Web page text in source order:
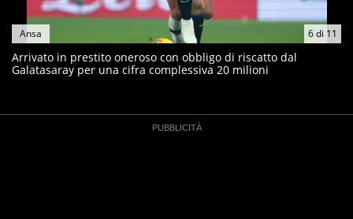
6di 11
Ansa
Arrivato in prestito oneroso con obbligo di riscatto dal
Galatasaray per una cifra complessiva 20 milioni